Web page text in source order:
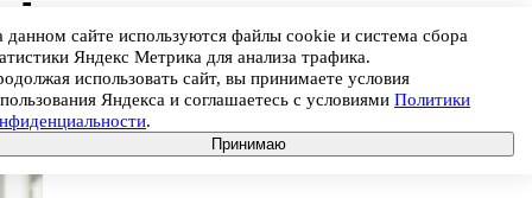
данном сайте используются файлы cookie и система сбора
Яндекс Метрика для анализа трафика.
использовать сайт, вы принимаете условия
Яндекса и соглашаетесь с условиями Политики
.
Принимаю